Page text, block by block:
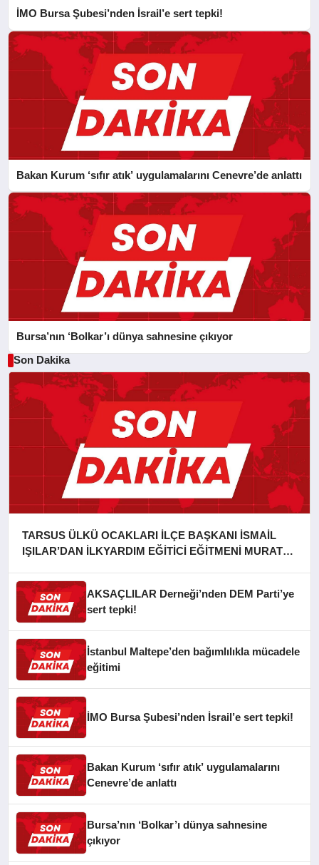
İMO Bursa Şubesi’nden İsrail’e sert tepki!
Bakan Kurum ‘sıfır atık’ uygulamalarını Cenevre’de anlattı
Bursa’nın ‘Bolkar’ı dünya sahnesine çıkıyor
Son Dakika
TARSUS ÜLKÜ OCAKLARI İLÇE BAŞKANI İSMAİL
IŞILAR’DAN İLKYARDIM EĞİTİCİ EĞİTMENİ MURAT
AKSAÇLILAR Derneği’nden DEM Parti’ye
sert tepki!
İstanbul Maltepe’den bağımlılıkla mücadele
eğitimi
İMO Bursa Şubesi’nden İsrail’e sert tepki!
Bakan Kurum ‘sıfır atık’ uygulamalarını
Cenevre’de anlattı
Bursa’nın ‘Bolkar’ı dünya sahnesine
çıkıyor